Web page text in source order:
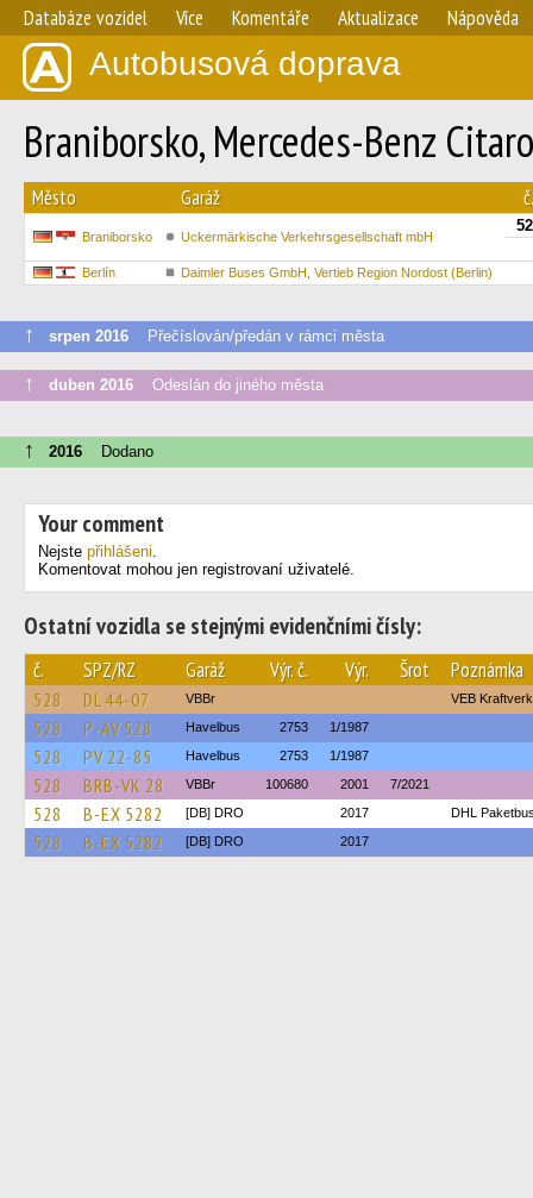
Databáze vozidel Více Komentáře Aktualizace Nápověda
Autobusová doprava
Braniborsko, Mercedes-Benz
Město Garáž č.
Braniborsko Uckermärkische Verkehrsgesellschaft mbH
Berlín Daimler Buses GmbH, Vertieb Region Nordost (Berlin)
↑ srpen 2016 Přečíslován/předán v rámci města
↑ duben 2016 Odeslán do jiného města
↑ 2016 Dodano
Your comment
Nejste přihlášeni.
Komentovat mohou jen registrovaní uživatelé.
Ostatní vozidla se stejnými evidenčními čísly:
č. SPZ/RZ Garáž Výr. č. Výr. Šrot Poznámka
528 DL 44-07 VBBr VEB
528 P-AV 528 Havelbus 2753 1/1987
528 PV 22-85 Havelbus 2753 1/1987
528 BRB-VK 28 VBBr 100680 2001 7/2021
528 B-EX 5282 [DB] DRO 2017 DHL
528 B-EX 5282 [DB] DRO 2017